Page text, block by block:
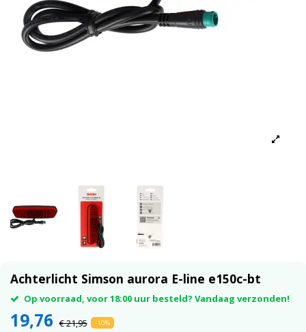
Achterlicht Simson aurora E-line e150c-bt
Op voorraad, voor 18:00 uur besteld? Vandaag verzonden!
19,76 € 21,95 -10%